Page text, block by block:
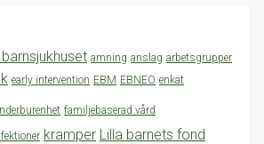
amning anslag arbetsgrupper
early intervention EBM EBNEO enkät
familjebaserad vård
kramper Lilla barnets fond